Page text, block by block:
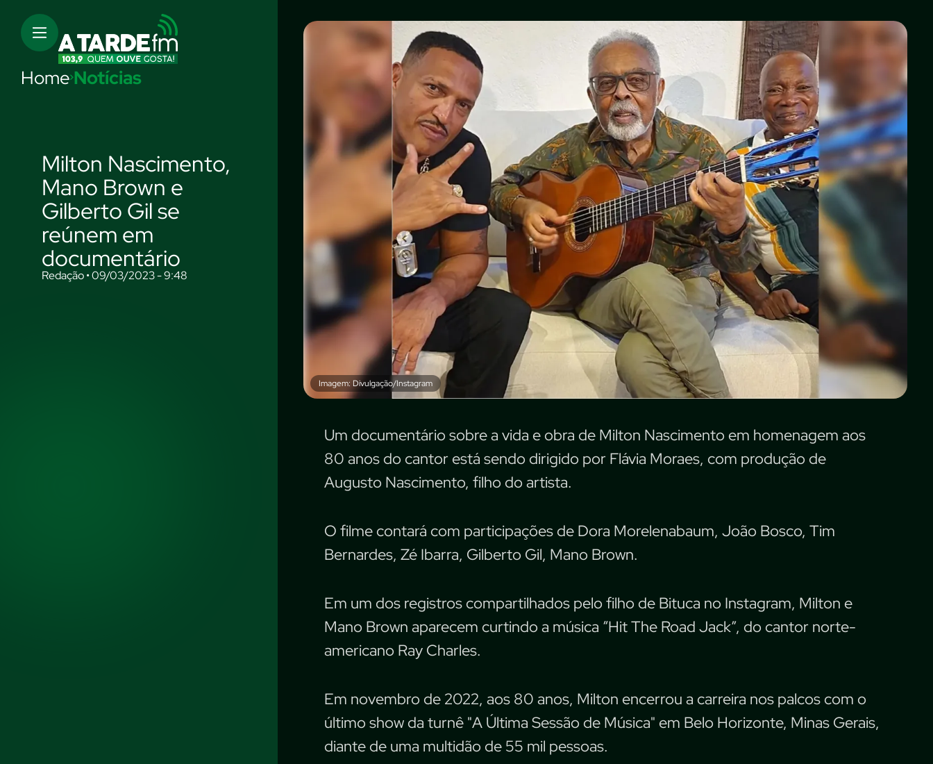
Home Notícias
Milton Nascimento,
Mano Brown e
Gilberto Gil se
reúnem em
documentário
Redação • 09/03/2023 - 9:48
Imagem: Divulgação/Instagram
Um documentário sobre a vida e obra de Milton Nascimento em homenagem aos
80 anos do cantor está sendo dirigido por Flávia Moraes, com produção de
Augusto Nascimento, filho do artista.
O filme contará com participações de Dora Morelenabaum, João Bosco, Tim
Bernardes, Zé Ibarra, Gilberto Gil, Mano Brown.
Em um dos registros compartilhados pelo filho de Bituca no Instagram, Milton e
Mano Brown aparecem curtindo a música “Hit The Road Jack”, do cantor norte-
americano Ray Charles.
Em novembro de 2022, aos 80 anos, Milton encerrou a carreira nos palcos com o
último show da turnê "A Última Sessão de Música" em Belo Horizonte, Minas Gerais,
diante de uma multidão de 55 mil pessoas.